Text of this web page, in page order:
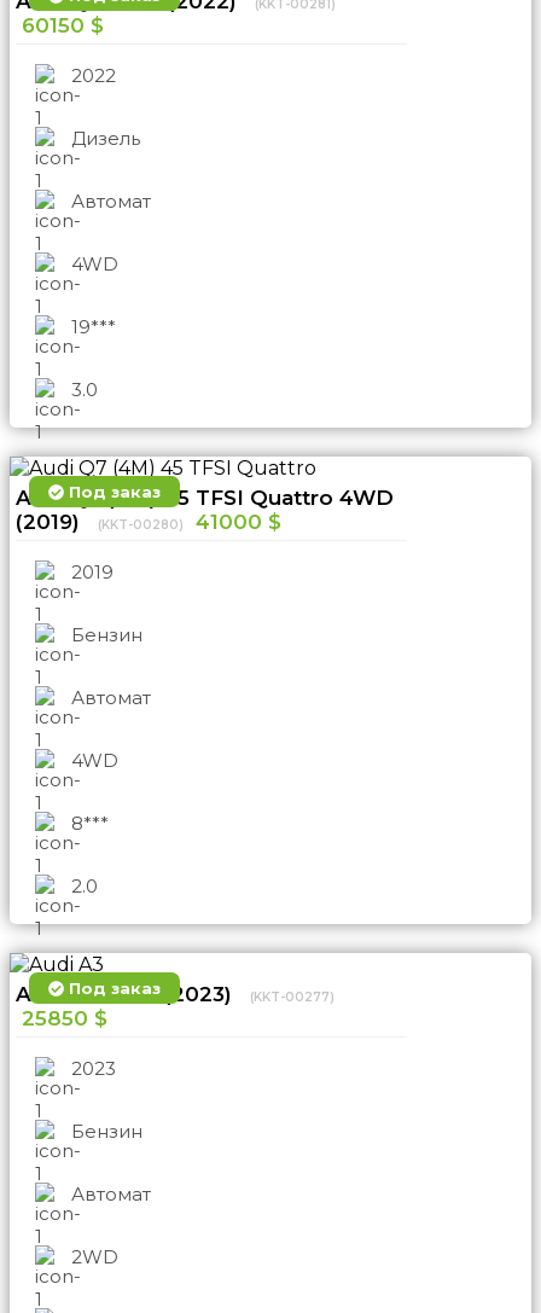
(KKT-00281)
60150 $
2022
Дизель
Автомат
4WD
19***
3.0
Под заказ
Audi Q7 (4M) 45 TFSI Quattro 4WD
(2019)
(KKT-00280) 41000 $
2019
Бензин
Автомат
4WD
8***
2.0
Под заказ
Audi A3 2WD (2023) (KKT-00277)
25850 $
2023
Бензин
Автомат
2WD